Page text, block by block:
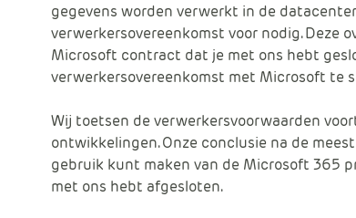
gegevens worden verwerkt in de
verwerkersovereenkomst voor nodig. Deze
Microsoft contract dat je met ons hebt
verwerkersovereenkomst met Microsoft te
Wij toetsen de verwerkersvoorwaarden
ontwikkelingen. Onze conclusie na de
gebruik kunt maken van de Microsoft 365
met ons hebt afgesloten.